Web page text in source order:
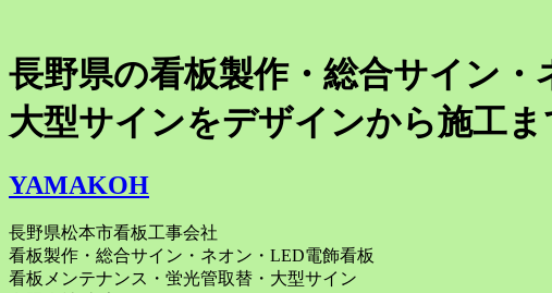
長野県の看板製作・総合サイン
大型サインをデザインから施工ま
YAMAKOH
長野県松本市看板工事会社
看板製作・総合サイン・ネオン・LED電飾看板
看板メンテナンス・蛍光管取替・大型サイン